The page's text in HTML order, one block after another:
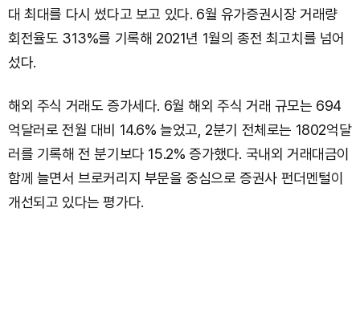
대 최대를 다시 썼다고 보고 있다. 6월 유가증권시장 거래량
회전율도 313%를 기록해 2021년 1월의 종전 최고치를 넘어
섰다.
해외 주식 거래도 증가세다. 6월 해외 주식 거래 규모는 694
억달러로 전월 대비 14.6% 늘었고, 2분기 전체로는 1802억달
러를 기록해 전 분기보다 15.2% 증가했다. 국내외 거래대금이
함께 늘면서 브로커리지 부문을 중심으로 증권사 펀더멘털이
개선되고 있다는 평가다.